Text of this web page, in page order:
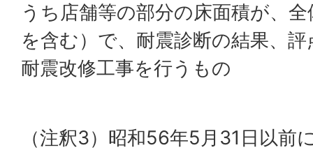
うち店舗等の部分の床面積が、
を含む）で、耐震診断の結果、
耐震改修工事を行うもの
（注釈3）昭和56年5月31日以前